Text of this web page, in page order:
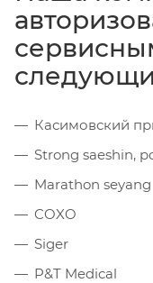
Касимовский
Strong saeshin,
Marathon seyang
COXO
Siger
P&T Medical